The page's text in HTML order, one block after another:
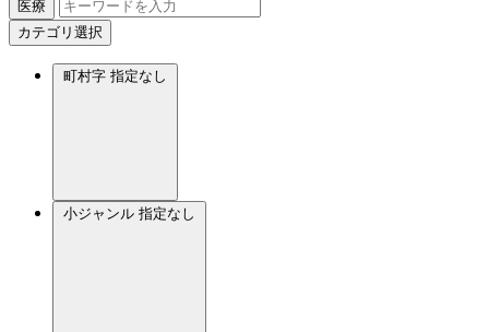
医療
カテゴリ選択
町村字 指定なし
小ジャンル 指定なし